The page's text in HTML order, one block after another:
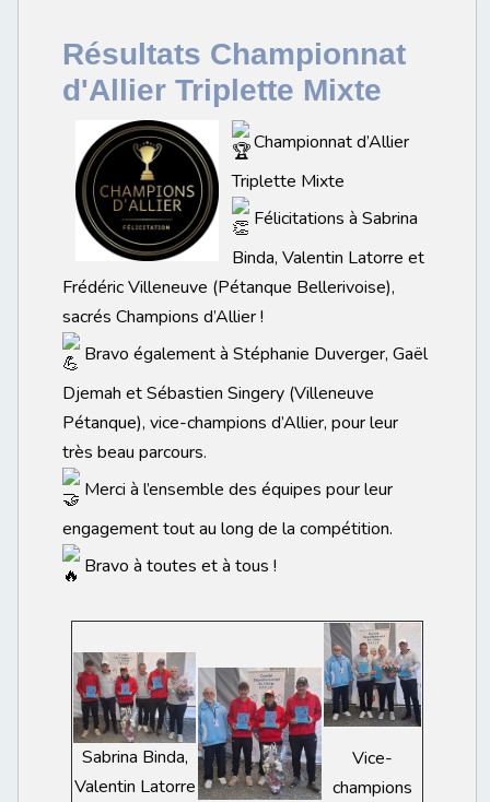
Résultats Championnat
d'Allier Triplette Mixte
Championnat d’Allier
Triplette Mixte
Félicitations à Sabrina
Binda, Valentin Latorre et
Frédéric Villeneuve (Pétanque Bellerivoise),
sacrés Champions d’Allier !
Bravo également à Stéphanie Duverger, Gaël
Djemah et Sébastien Singery (Villeneuve
Pétanque), vice-champions d’Allier, pour leur
très beau parcours.
Merci à l’ensemble des équipes pour leur
engagement tout au long de la compétition.
Bravo à toutes et à tous !
Sabrina Binda,
Valentin Latorre
Vice-
champions